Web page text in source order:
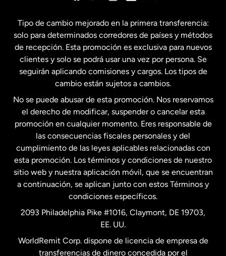
Estados Unidos English
Estados Unidos Español
Francia
Malasia
Nueva Zelanda
Países Bajos
Tipo de cambio mejorado en la primera transferencia:
solo para determinados corredores de países y métodos
de recepción. Esta promoción es exclusiva para nuevos
clientes y solo se podrá usar una vez por persona. Se
seguirán aplicando comisiones y cargos. Los tipos de
cambio están sujetos a cambios.
No se puede abusar de esta promoción. Nos reservamos
el derecho de modificar, suspender o cancelar esta
promoción en cualquier momento. Eres responsable de
las consecuencias fiscales personales y del
cumplimiento de las leyes aplicables relacionadas con
esta promoción. Los términos y condiciones de nuestro
sitio web y nuestra aplicación móvil, que se encuentran
a continuación, se aplican junto con estos Términos y
condiciones específicos.
2093 Philadelphia Pike #1016, Claymont, DE 19703,
EE. UU.
WorldRemit Corp. dispone de licencia de empresa de
transferencias de dinero concedida por el